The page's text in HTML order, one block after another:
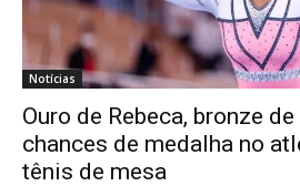
Notícias
Ouro de Rebeca, bronze
chances de medalha no
tênis de mesa